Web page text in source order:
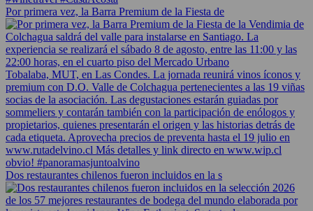
Por primera vez, la Barra Premium de la Fiesta de
Dos restaurantes chilenos fueron incluidos en la s